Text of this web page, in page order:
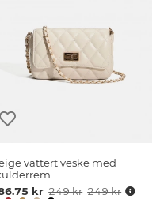
vattert veske med
kr 249 kr 249 kr